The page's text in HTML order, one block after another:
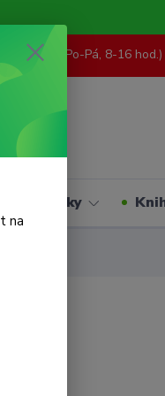
967 062 (Po-Pá, 8-16 hod.)
Hračky
na